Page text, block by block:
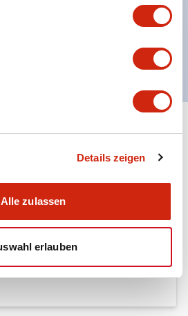
Details zeigen
Alle zulassen
erlauben
ist geschlossen ausgeführt)